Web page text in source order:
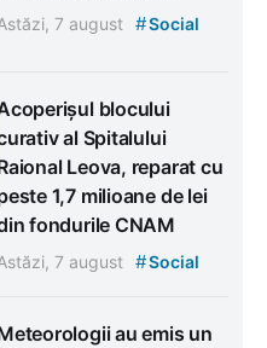
7 august #Social
blocului
al Spitalului
Leova, reparat cu
1,7 milioane de lei
fondurile CNAM
7 august #Social
au emis un